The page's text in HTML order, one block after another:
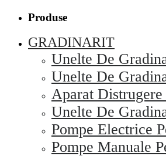
Produse
GRADINARIT
Unelte De
Unelte De
Aparat
Unelte De
Pompe Electrice
Pompe Manuale